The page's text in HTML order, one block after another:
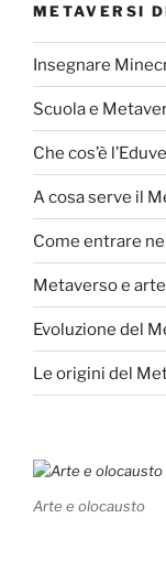
METAVERSI
Insegnare
Scuola e
Che cos’è
A cosa serve il
Come entrare
Metaverso e arte
Evoluzione del
Le origini del
Arte e olocausto